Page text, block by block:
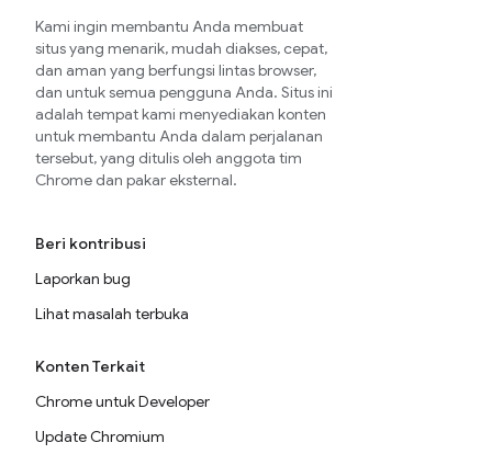
Kami ingin membantu Anda membuat
situs yang menarik, mudah diakses, cepat,
dan aman yang berfungsi lintas browser,
dan untuk semua pengguna Anda. Situs ini
adalah tempat kami menyediakan konten
untuk membantu Anda dalam perjalanan
tersebut, yang ditulis oleh anggota tim
Chrome dan pakar eksternal.
Beri kontribusi
Laporkan bug
Lihat masalah terbuka
Konten Terkait
Chrome untuk Developer
Update Chromium